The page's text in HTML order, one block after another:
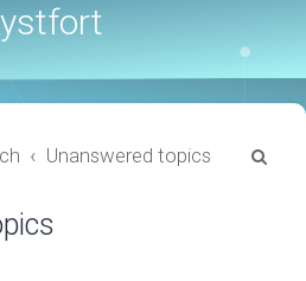
Unanswered topics